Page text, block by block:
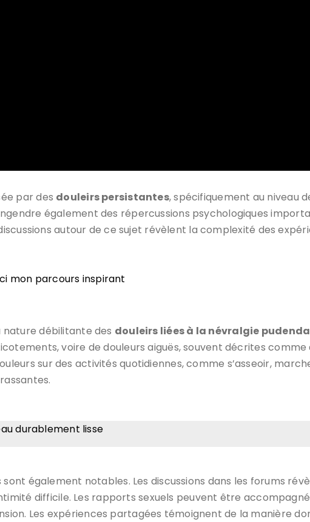
par des douleirs persistantes, spécifiquement au niveau
également des répercussions psychologiques
autour de ce sujet révèlent la complexité des
mon parcours inspirant
débilitante des douleirs liées à la névralgie
voire de douleurs aiguës, souvent décrites comme
sur des activités quotidiennes, comme s’asseoir,
durablement lisse
également notables. Les discussions dans les forums
difficile. Les rapports sexuels peuvent être
Les expériences partagées témoignent de la manière